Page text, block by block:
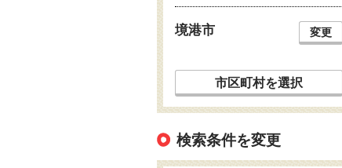
境港市 変更
市区町村を選択
検索条件を変更